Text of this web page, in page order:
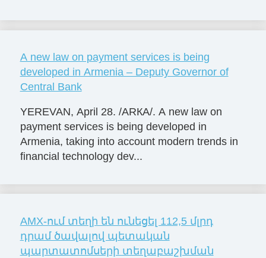
A new law on payment services is being
developed in Armenia – Deputy Governor of
Central Bank
YEREVAN, April 28. /ARКА/. A new law on
payment services is being developed in
Armenia, taking into account modern trends in
financial technology dev...
AMX-ում տեղի են ունեցել 112,5 մլրդ
դրամ ծավալով պետական
պարտատոմսերի տեղաբաշխման